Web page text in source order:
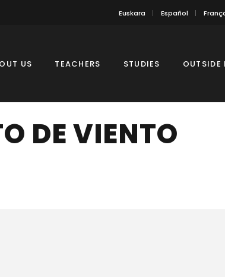
Euskara Español
US TEACHERS STUDIES OUTSIDE
DE VIENTO